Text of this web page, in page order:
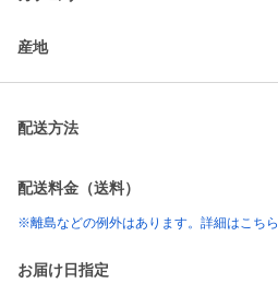
産地
配送方法
配送料金（送料）
※離島などの例外はあります。詳細はこちら
お届け日指定